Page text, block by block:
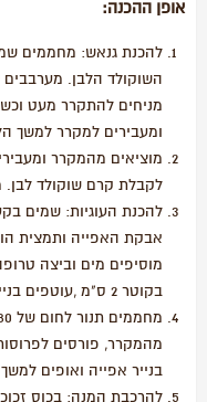
אופן ההכנה:
להכנת גנאש: מחממים
השוקולד הלבן. מערבבים
מניחים להתקרר מעט
ומעבירים למקרר למשך
מוציאים מהמקרר
לקבלת קרם שוקולד לבן.
להכנת העוגיות: שמים
אבקת האפייה ותמצית
בקוטר 2 ס"מ ,עוטפים בניילון נצמד ומקררים כשעה.
מהמקרר, פורסים
בנייר אפייה ואופים למשך 12-15 דקות עד שהם זהובות.